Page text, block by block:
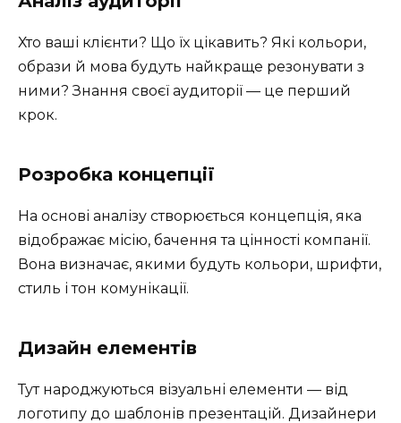
Хто ваші клієнти? Що їх цікавить? Які кольори,
образи й мова будуть найкраще резонувати з
ними? Знання своєї аудиторії — це перший
крок.
Розробка концепції
На основі аналізу створюється концепція, яка
відображає місію, бачення та цінності компанії.
Вона визначає, якими будуть кольори, шрифти,
стиль і тон комунікації.
Дизайн елементів
Тут народжуються візуальні елементи — від
логотипу до шаблонів презентацій. Дизайнери